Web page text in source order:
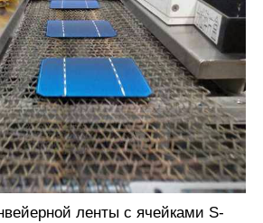
ленты с ячейками S-